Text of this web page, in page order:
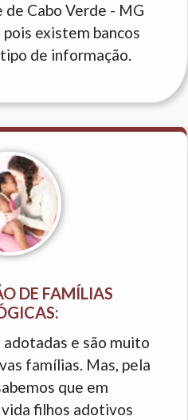
Cabo Verde - MG
existem bancos
de informação.
DE FAMÍLIAS
e são muito
famílias. Mas, pela
que em
filhos adotivos